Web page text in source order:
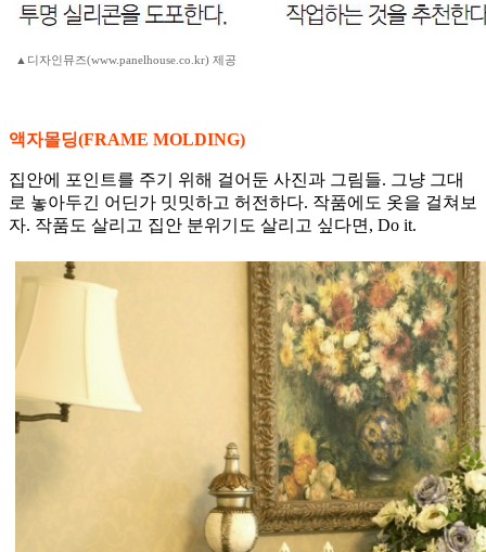
▲디자인뮤즈(www.panelhouse.co.kr) 제공
액자몰딩(FRAME MOLDING)
집안에 포인트를 주기 위해 걸어둔 사진과 그림들. 그냥 그대
로 놓아두긴 어딘가 밋밋하고 허전하다. 작품에도 옷을 걸쳐보
자. 작품도 살리고 집안 분위기도 살리고 싶다면, Do it.